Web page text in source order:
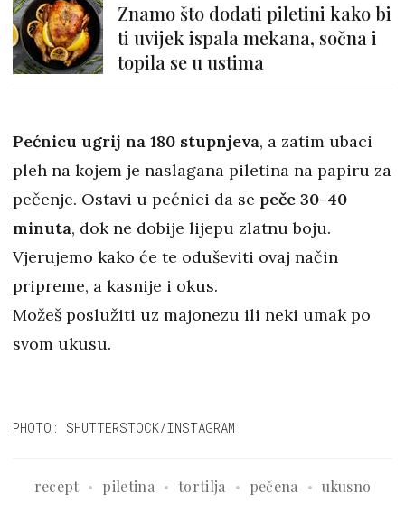
Znamo što dodati piletini kako bi
ti uvijek ispala mekana, sočna i
topila se u ustima
Pećnicu ugrij na 180 stupnjeva, a zatim ubaci
pleh na kojem je naslagana piletina na papiru za
pečenje. Ostavi u pećnici da se peče 30-40
minuta, dok ne dobije lijepu zlatnu boju.
Vjerujemo kako će te oduševiti ovaj način
pripreme, a kasnije i okus.
Možeš poslužiti uz majonezu ili neki umak po
svom ukusu.
PHOTO: SHUTTERSTOCK/INSTAGRAM
recept piletina tortilja pečena ukusno